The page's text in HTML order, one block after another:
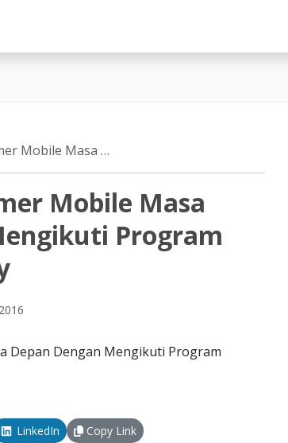
Mengikuti Program Belajar Refactory
Mobile Masa
Program
LinkedIn Copy Link